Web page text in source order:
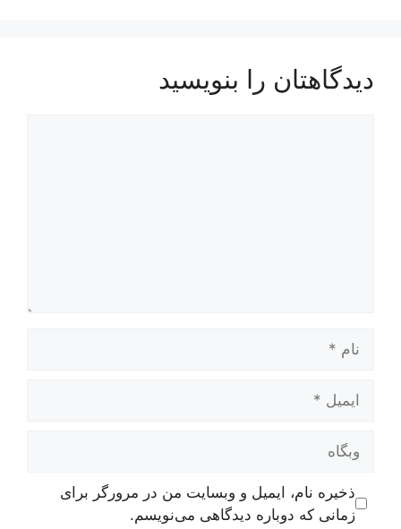
دیدگاهتان را بنویسید
وبگاه
ذخیره نام، ایمیل و وبسایت من در مرورگر برای
زمانی که دوباره دیدگاهی می‌نویسم.